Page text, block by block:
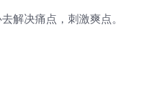
解决痛点，刺激爽点。